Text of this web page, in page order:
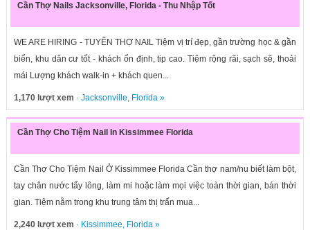
Cần Thợ Nails Jacksonville, Florida - Thu Nhập Tốt
WE ARE HIRING - TUYỂN THỢ NAIL Tiệm vị trí đẹp, gần trường học & gần
biển, khu dân cư tốt - khách ổn định, tip cao. Tiệm rộng rãi, sạch sẽ, thoải
mái Lượng khách walk-in + khách quen...
1,170 lượt xem · Jacksonville, Florida»
Cần Thợ Cho Tiệm Nail In Kissimmee Florida
Cần Thợ Cho Tiệm Nail Ở Kissimmee Florida Cần thợ nam/nu biết làm bột,
tay chân nước tẩy lông, làm mi hoặc làm mọi việc toàn thời gian, bán thời
gian. Tiệm nằm trong khu trung tâm thị trấn mua...
2,240 lượt xem · Kissimmee, Florida»